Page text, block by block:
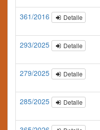
361/2016
Detalle
293/2025
Detalle
279/2025
Detalle
285/2025
Detalle